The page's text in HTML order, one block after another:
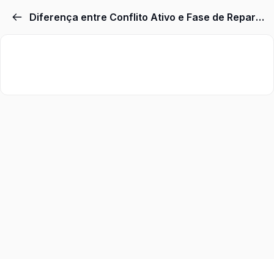
Diferença entre Conflito Ativo e Fase de Reparação